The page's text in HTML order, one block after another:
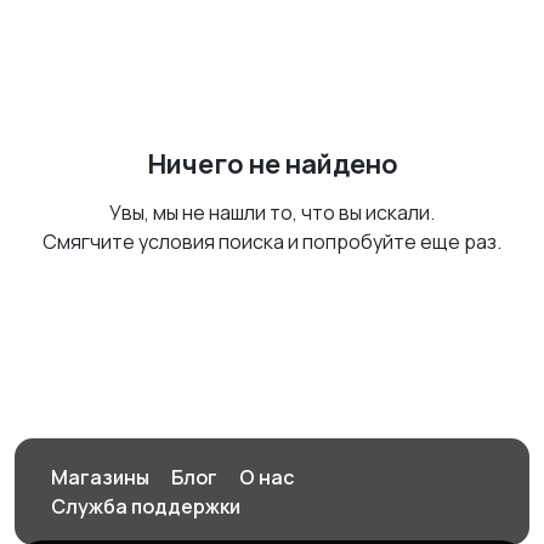
Ничего не найдено
Увы, мы не нашли то, что вы искали.
Смягчите условия поиска и попробуйте еще раз.
Магазины Блог
О нас
Служба поддержки